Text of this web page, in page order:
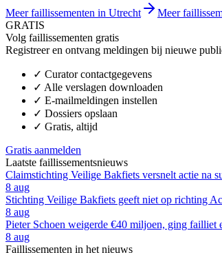
Meer faillissementen in Utrecht
Meer
GRATIS
Volg faillissementen gratis
Registreer en ontvang meldingen bij nieuwe
✓ Curator contactgegevens
✓ Alle verslagen downloaden
✓ E-mailmeldingen instellen
✓ Dossiers opslaan
✓ Gratis, altijd
Gratis aanmelden
Laatste faillissementsnieuws
Claimstichting Veilige Bakfiets versnelt actie na
8 aug
Stichting Veilige Bakfiets geeft niet op richting
8 aug
Pieter Schoen weigerde €40 miljoen, ging failliet
8 aug
Faillissementen in het nieuws